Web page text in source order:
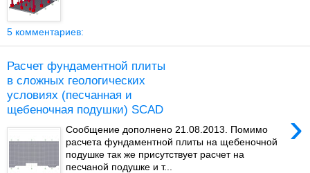
5 комментариев:
Расчет фундаментной плиты
в сложных геологических
условиях (песчанная и
щебеночная подушки) SCAD
›
Сообщение дополнено 21.08.2013. Помимо
расчета фундаментной плиты на щебеночной
подушке так же присутствует расчет на
песчаной подушке и т...